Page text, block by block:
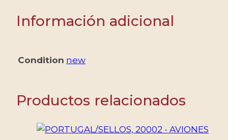
639/40
VALORES
cantidad
Información adicional
Condition new
Productos relacionados